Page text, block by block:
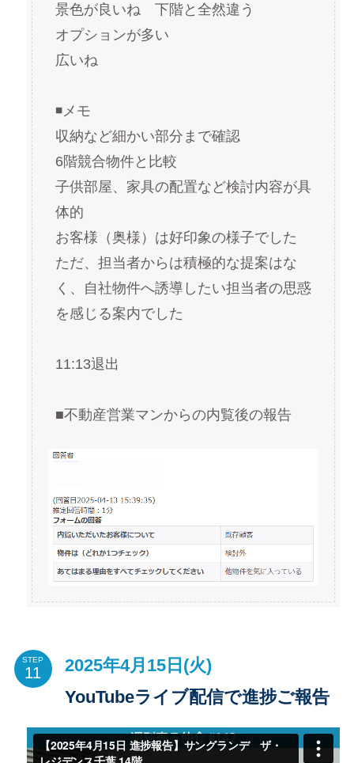
景色が良いね　下階と全然違う
オプションが多い
広いね
◾️メモ
収納など細かい部分まで確認
6階競合物件と比較
子供部屋、家具の配置など検討内容が具
体的
お客様（奥様）は好印象の様子でした
ただ、担当者からは積極的な提案はな
く、自社物件へ誘導したい担当者の思惑
を感じる案内でした
11:13退出
■不動産営業マンからの内覧後の報告
STEP
2025年4月15日(火)
YouTubeライブ配信で進捗ご報告